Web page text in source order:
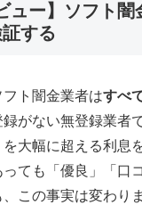
ュー】ソフト
する
ト闇金業者はすべ
がない無登録業者
大幅に超える利息
ても「優良」「口
この事実は変わり